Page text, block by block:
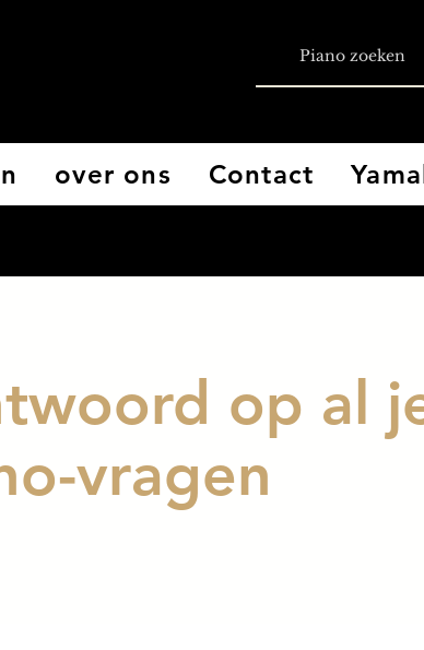
over ons Contact
op al
vragen